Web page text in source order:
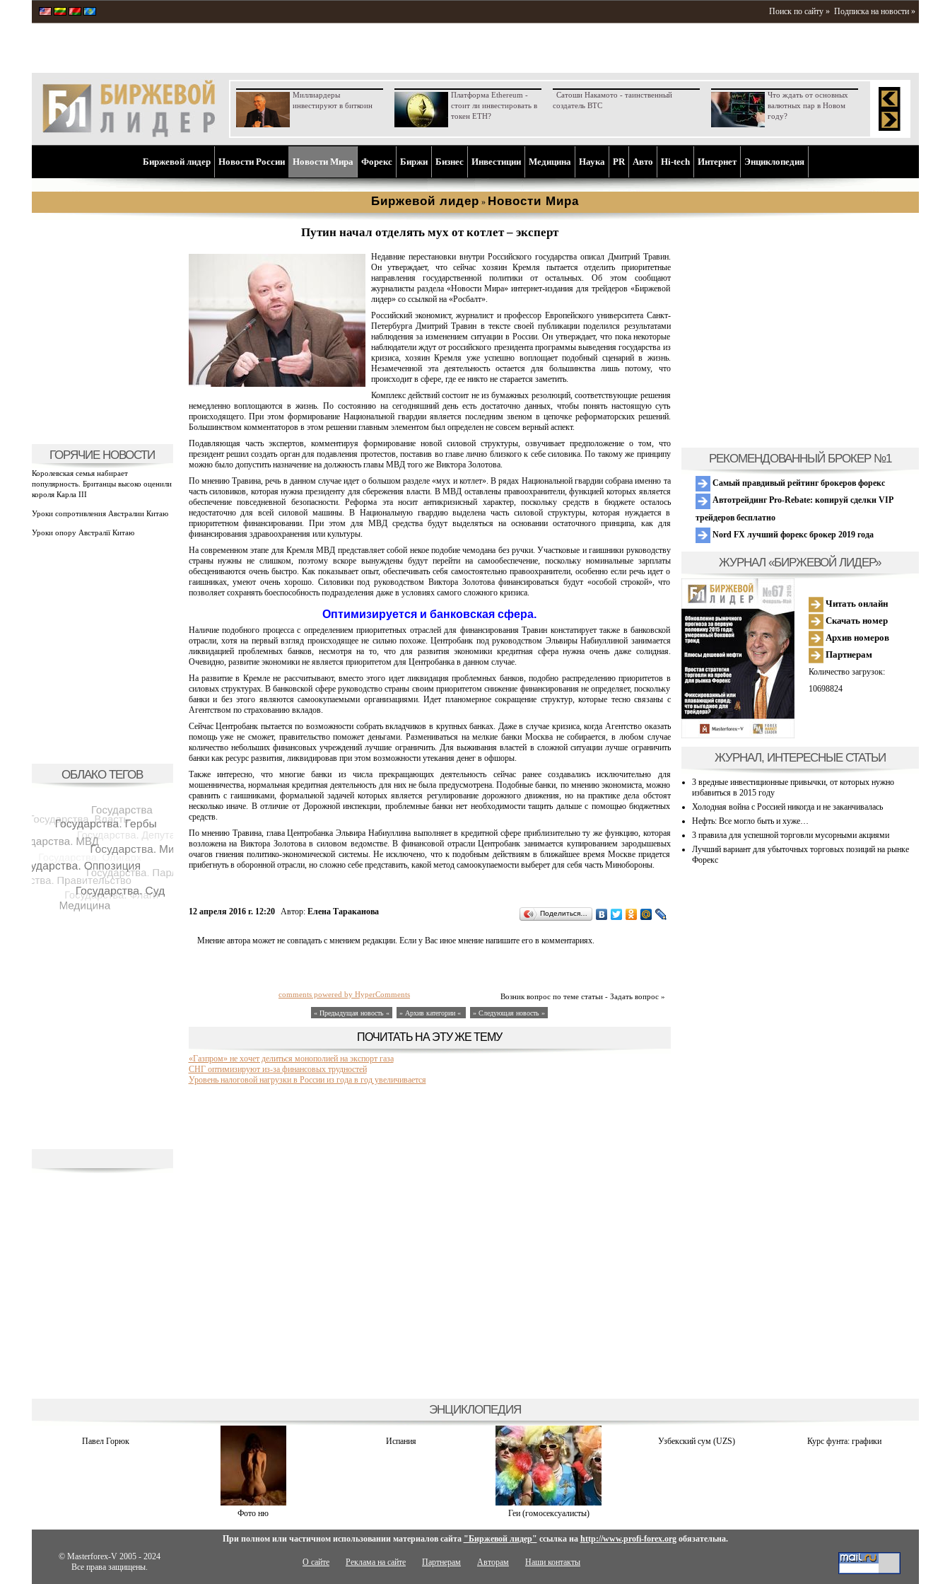
Поиск по сайту » Подписка на новости »
Миллиардеры
инвестируют в биткоин
Платформа Ethereum -
стоит ли инвестировать в
токен ETH?
Сатоши Накамото - таинственный
создатель BTC
Что ждать от основных
валютных пар в Новом
году?
Биржевой лидер Новости России Новости Мира Форекс Биржи Бизнес Инвестиции Медицина Наука PR Aвто Hi-tech Интернет Энциклопедия
Биржевой лидер » Новости Мира
ГОРЯЧИЕ НОВОСТИ
Королевская семья набирает
популярность. Британцы высоко оценили
короля Карла III
Уроки сопротивления Австралии Китаю
Уроки опору Австралії Китаю
ОБЛАКО ТЕГОВ
Путин начал отделять мух от котлет – эксперт
Недавние перестановки внутри Российского государства описал Дмитрий Травин.
Он утверждает, что сейчас хозяин Кремля пытается отделить приоритетные
направления государственной политики от остальных. Об этом сообщают
журналисты раздела «Новости Мира» интернет-издания для трейдеров «Биржевой
лидер» со ссылкой на «Росбалт».
Российский экономист, журналист и профессор Европейского университета Санкт-
Петербурга Дмитрий Травин в тексте своей публикации поделился результатами
наблюдения за изменением ситуации в России. Он утверждает, что пока некоторые
наблюдатели ждут от российского президента программы выведения государства из
кризиса, хозяин Кремля уже успешно воплощает подобный сценарий в жизнь.
Незамеченной эта деятельность остается для большинства лишь потому, что
происходит в сфере, где ее никто не старается заметить.
Комплекс действий состоит не из бумажных резолюций, соответствующие решения
немедленно воплощаются в жизнь. По состоянию на сегодняшний день есть достаточно данных, чтобы понять настоящую суть
происходящего. При этом формирование Национальной гвардии является последним звеном в цепочке реформаторских решений.
Большинством комментаторов в этом решении главным элементом был определен не совсем верный аспект.
Подавляющая часть экспертов, комментируя формирование новой силовой структуры, озвучивает предположение о том, что
президент решил создать орган для подавления протестов, поставив во главе лично близкого к себе силовика. По такому же принципу
можно было допустить назначение на должность главы МВД того же Виктора Золотова.
По мнению Травина, речь в данном случае идет о большом разделе «мух и котлет». В рядах Национальной гвардии собрана именно та
часть силовиков, которая нужна президенту для сбережения власти. В МВД оставлены правоохранители, функцией которых является
обеспечение повседневной безопасности. Реформа эта носит антикризисный характер, поскольку средств в бюджете осталось
недостаточно для всей силовой машины. В Национальную гвардию выделена часть силовой структуры, которая нуждается в
приоритетном финансировании. При этом для МВД средства будут выделяться на основании остаточного принципа, как для
финансирования здравоохранения или культуры.
На современном этапе для Кремля МВД представляет собой некое подобие чемодана без ручки. Участковые и гаишники руководству
страны нужны не слишком, поэтому вскоре вынуждены будут перейти на самообеспечение, поскольку номинальные зарплаты
обесцениваются очень быстро. Как показывает опыт, обеспечивать себя самостоятельно правоохранители, особенно если речь идет о
гаишниках, умеют очень хорошо. Силовики под руководством Виктора Золотова финансироваться будут «особой строкой», что
позволяет сохранять боеспособность подразделения даже в условиях самого сложного кризиса.
Оптимизируется и банковская сфера.
Наличие подобного процесса с определением приоритетных отраслей для финансирования Травин констатирует также в банковской
отрасли, хотя на первый взгляд происходящее не сильно похоже. Центробанк под руководством Эльвиры Набиуллиной занимается
ликвидацией проблемных банков, несмотря на то, что для развития экономики кредитная сфера нужна очень даже солидная.
Очевидно, развитие экономики не является приоритетом для Центробанка в данном случае.
На развитие в Кремле не рассчитывают, вместо этого идет ликвидация проблемных банков, подобно распределению приоритетов в
силовых структурах. В банковской сфере руководство страны своим приоритетом снижение финансирования не определяет, поскольку
банки и без этого являются самоокупаемыми организациями. Идет планомерное сокращение структур, которые тесно связаны с
Агентством по страхованию вкладов.
Сейчас Центробанк пытается по возможности собрать вкладчиков в крупных банках. Даже в случае кризиса, когда Агентство оказать
помощь уже не сможет, правительство поможет деньгами. Размениваться на мелкие банки Москва не собирается, в любом случае
количество небольших финансовых учреждений лучшие ограничить. Для выживания властей в сложной ситуации лучше ограничить
банки как ресурс развития, ликвидировав при этом возможности утекания денег в офшоры.
Также интересно, что многие банки из числа прекращающих деятельность сейчас ранее создавались исключительно для
мошенничества, нормальная кредитная деятельность для них не была предусмотрена. Подобные банки, по мнению экономиста, можно
сравнить с гаишниками, формальной задачей которых является регулирование дорожного движения, но на практике дела обстоят
несколько иначе. В отличие от Дорожной инспекции, проблемные банки нет необходимости тащить дальше с помощью бюджетных
средств.
По мнению Травина, глава Центробанка Эльвира Набиуллина выполняет в кредитной сфере приблизительно ту же функцию, которая
возложена на Виктора Золотова в силовом ведомстве. В финансовой отрасли Центробанк занимается купированием зародышевых
очагов гниения политико-экономической системы. Не исключено, что к подобным действиям в ближайшее время Москве придется
прибегнуть в оборонной отрасли, но сложно себе представить, какой метод самоокупаемости выберет для себя часть Минобороны.
12 апреля 2016 г. 12:20 Автор: Елена Тараканова Поделиться…
Мнение автора может не совпадать с мнением редакции. Если у Вас иное мнение напишите его в комментариях.
Возник вопрос по теме статьи - Задать вопрос »
comments powered by HyperComments
« Предыдущая новость « » Архив категории « » Следующая новость »
ПОЧИТАТЬ НА ЭТУ ЖЕ ТЕМУ
«Газпром» не хочет делиться монополией на экспорт газа
СНГ оптимизируют из-за финансовых трудностей
Уровень налоговой нагрузки в России из года в год увеличивается
РЕКОМЕНДОВАННЫЙ БРОКЕР №1
Самый правдивый рейтинг брокеров форекс
Автотрейдинг Pro-Rebate: копируй сделки VIP
трейдеров бесплатно
Nord FX лучший форекс брокер 2019 года
ЖУРНАЛ «БИРЖЕВОЙ ЛИДЕР»
Читать онлайн
Скачать номер
Архив номеров
Партнерам
Количество загрузок:
10698824
ЖУРНАЛ, ИНТЕРЕСНЫЕ СТАТЬИ
3 вредные инвестиционные привычки, от которых нужно
избавиться в 2015 году
Холодная война с Россией никогда и не заканчивалась
Нефть: Все могло быть и хуже…
3 правила для успешной торговли мусорными акциями
Лучший вариант для убыточных торговых позиций на рынке
Форекс
ЭНЦИКЛОПЕДИЯ
Павел Горюк
Фото ню
Испания
Геи (гомосексуалисты)
Узбекский сум (UZS) Курс фунта: графики
При полном или частичном использовании материалов сайта "Биржевой лидер" ссылка на http://www.profi-forex.orgобязательна.
© Masterforex-V 2005 - 2024
Все права защищены.
О сайте Реклама на сайте Партнерам Авторам Наши контакты